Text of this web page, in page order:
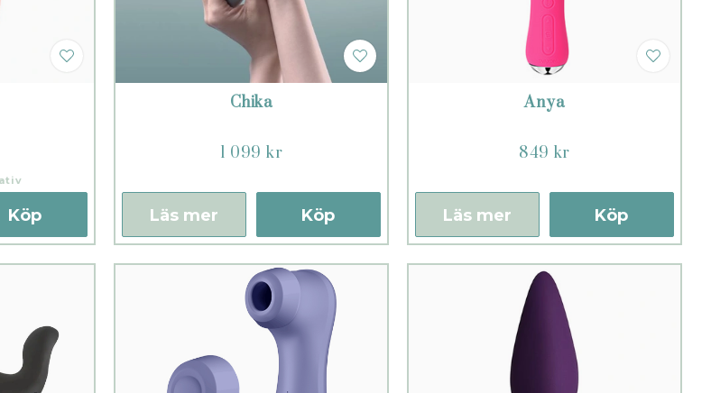
Köp
Chika
1 099 kr
Köp
Läs mer
Anya
849 kr
Köp
Läs mer